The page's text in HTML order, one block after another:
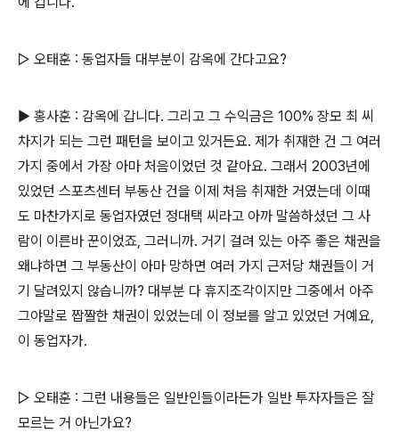
▷ 오태훈 : 동업자들 대부분이 감옥에 간다고요?
▶ 홍사훈 : 감옥에 갑니다. 그리고 그 수익금은 100% 장모 최 씨
차지가 되는 그런 패턴을 보이고 있거든요. 제가 취재한 건 그 여러
가지 중에서 가장 아마 처음이었던 것 같아요. 그래서 2003년에
있었던 스포츠센터 부동산 건을 이제 처음 취재한 거였는데 이때
도 마찬가지로 동업자였던 정대택 씨라고 아까 말씀하셨던 그 사
람이 이른바 꾼이었죠, 그러니까. 거기 걸려 있는 아주 좋은 채권을
왜냐하면 그 부동산이 아마 망하면 여러 가지 근저당 채권들이 거
기 달려있지 않습니까? 대부분 다 휴지조각이지만 그중에서 아주
그야말로 짭짤한 채권이 있었는데 이 정보를 알고 있었던 거예요,
이 동업자가.
▷ 오태훈 : 그런 내용들은 일반인들이라든가 일반 투자자들은 잘
모르는 거 아닌가요?